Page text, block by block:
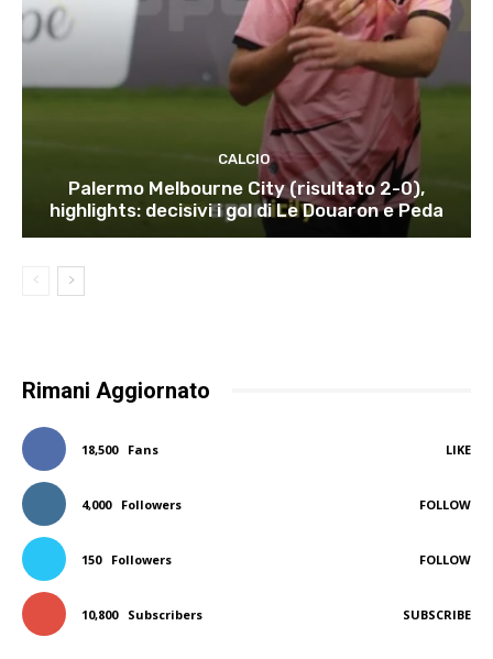
CALCIO
Palermo Melbourne City (risultato 2-0),
highlights: decisivi i gol di Le Douaron e Peda
Rimani Aggiornato
18,500 Fans LIKE
4,000 Followers FOLLOW
150 Followers FOLLOW
10,800 Subscribers SUBSCRIBE